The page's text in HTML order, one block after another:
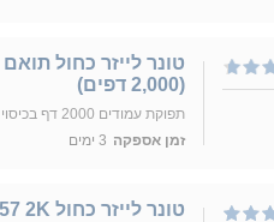
(2,000 דפים)
תפוקת עמודים 2000 דף בכיסוי 5%
זמן אספקה 3 ימים
טונר לייזר כחול XEROX 006R04357 2K זירוקס